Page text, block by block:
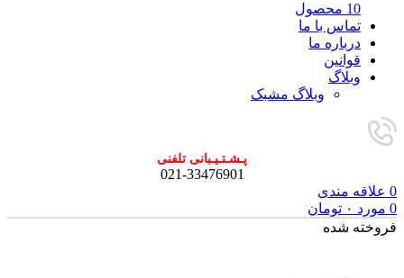
10 محصول
تماس با ما
درباره ما
قوانین
وبلاگ
وبلاگ مشبک
پـشـتـیـبانی تلفنی
021-33476901
0 علاقه مندی
0 مورد ۰ تومان
فروخته شده